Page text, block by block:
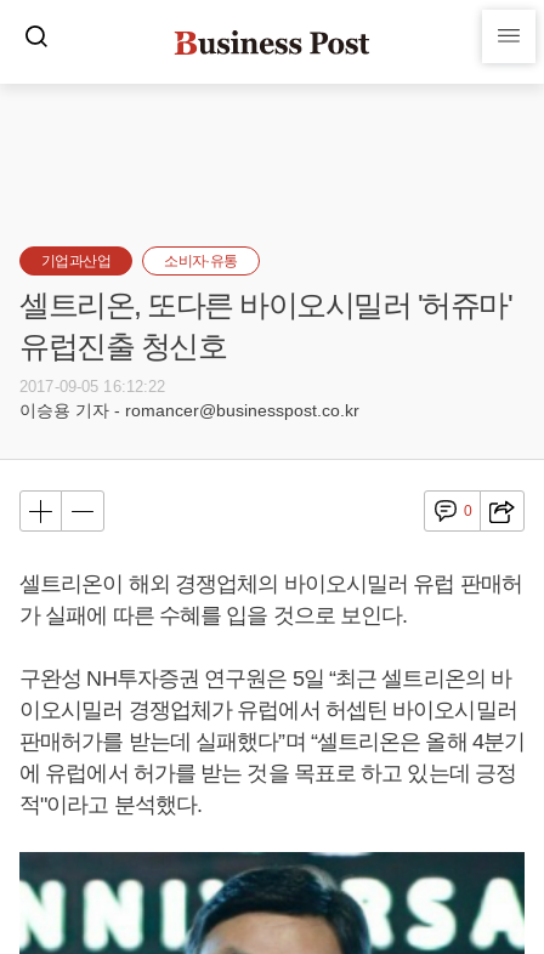
기업과산업 소비자·유통
셀트리온, 또다른 바이오시밀러 '허쥬마'
유럽진출 청신호
2017-09-05 16:12:22
이승용 기자 - romancer@businesspost.co.kr
0
셀트리온이 해외 경쟁업체의 바이오시밀러 유럽 판매허
가 실패에 따른 수혜를 입을 것으로 보인다.
구완성 NH투자증권 연구원은 5일 “최근 셀트리온의 바
이오시밀러 경쟁업체가 유럽에서 허셉틴 바이오시밀러
판매허가를 받는데 실패했다”며 “셀트리온은 올해 4분기
에 유럽에서 허가를 받는 것을 목표로 하고 있는데 긍정
적"이라고 분석했다.